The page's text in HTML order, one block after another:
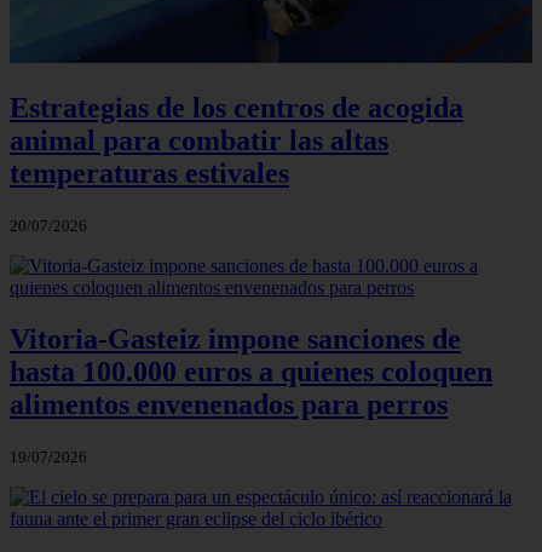
Estrategias de los centros de acogida
animal para combatir las altas
temperaturas estivales
20/07/2026
Vitoria-Gasteiz impone sanciones de
hasta 100.000 euros a quienes coloquen
alimentos envenenados para perros
19/07/2026